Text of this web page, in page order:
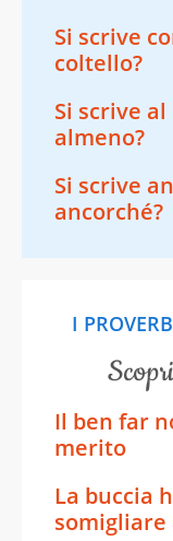
Si scrive
coltello?
Si scrive
almeno?
Si scrive
ancorché?
I
Il ben far
merito
La buccia
somigliare